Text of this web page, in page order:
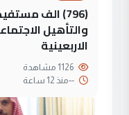
(796) الف
والتأهيل
الاربعينية
--منذ 12 ساعة